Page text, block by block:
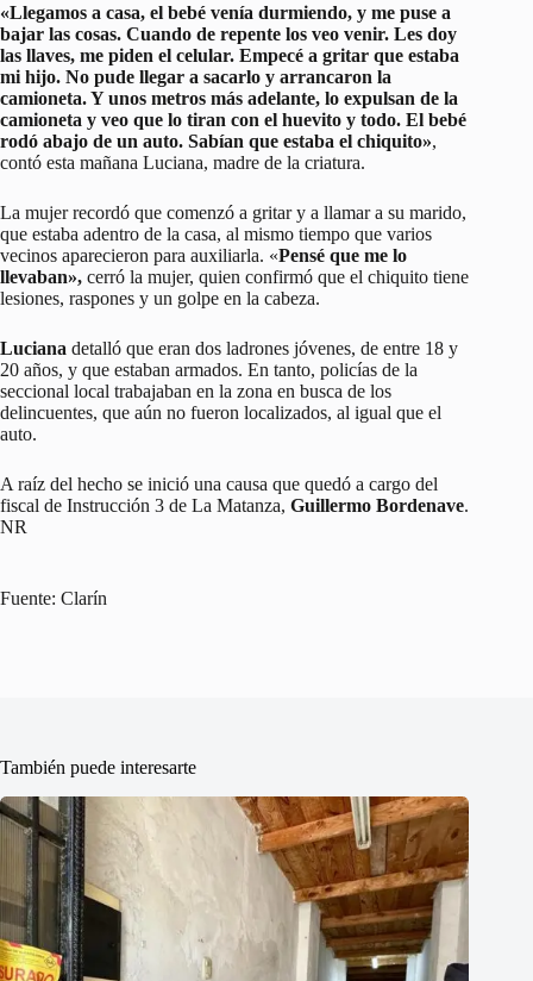
«Llegamos a casa, el bebé venía durmiendo, y me puse a
bajar las cosas. Cuando de repente los veo venir. Les doy
las llaves, me piden el celular. Empecé a gritar que estaba
mi hijo. No pude llegar a sacarlo y arrancaron la
camioneta. Y unos metros más adelante, lo expulsan de la
camioneta y veo que lo tiran con el huevito y todo. El bebé
rodó abajo de un auto. Sabían que estaba el chiquito»,
contó esta mañana Luciana, madre de la criatura.
La mujer recordó que comenzó a gritar y a llamar a su marido,
que estaba adentro de la casa, al mismo tiempo que varios
vecinos aparecieron para auxiliarla. «Pensé que me lo
llevaban», cerró la mujer, quien confirmó que el chiquito tiene
lesiones, raspones y un golpe en la cabeza.
Luciana detalló que eran dos ladrones jóvenes, de entre 18 y
20 años, y que estaban armados. En tanto, policías de la
seccional local trabajaban en la zona en busca de los
delincuentes, que aún no fueron localizados, al igual que el
auto.
A raíz del hecho se inició una causa que quedó a cargo del
fiscal de Instrucción 3 de La Matanza, Guillermo Bordenave.
NR
Fuente: Clarín
También puede interesarte